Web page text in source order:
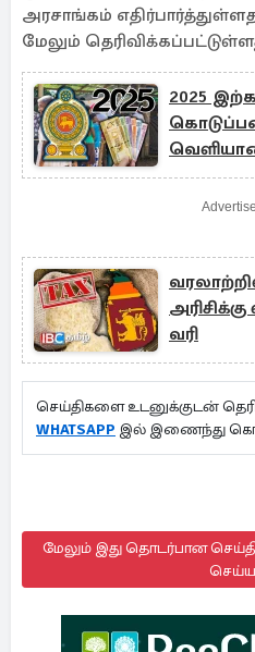
அரசாங்கம்
மேலும்
2025
வரி
செய்திகளை உடனுக்குடன்
WHATSAPP இல் இணைந்து
மேலும் இது தொடர்பான